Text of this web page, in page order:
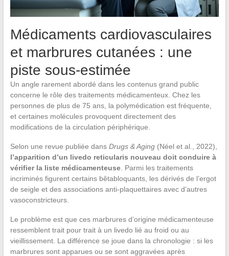
Médicaments cardiovasculaires
et marbrures cutanées : une
piste sous-estimée
Un angle rarement abordé dans les contenus grand public
concerne le rôle des traitements médicamenteux. Chez les
personnes de plus de 75 ans, la polymédication est fréquente,
et certaines molécules provoquent directement des
modifications de la circulation périphérique.
Selon une revue publiée dans Drugs & Aging(Néel et al., 2022),
l’apparition d’un livedo reticularis nouveau doit conduire à
vérifier la liste médicamenteuse. Parmi les traitements
incriminés figurent certains bêtabloquants, les dérivés de l’ergot
de seigle et des associations anti-plaquettaires avec d’autres
vasoconstricteurs.
Le problème est que ces marbrures d’origine médicamenteuse
ressemblent trait pour trait à un livedo lié au froid ou au
vieillissement. La différence se joue dans la chronologie : si les
marbrures sont apparues ou se sont aggravées après